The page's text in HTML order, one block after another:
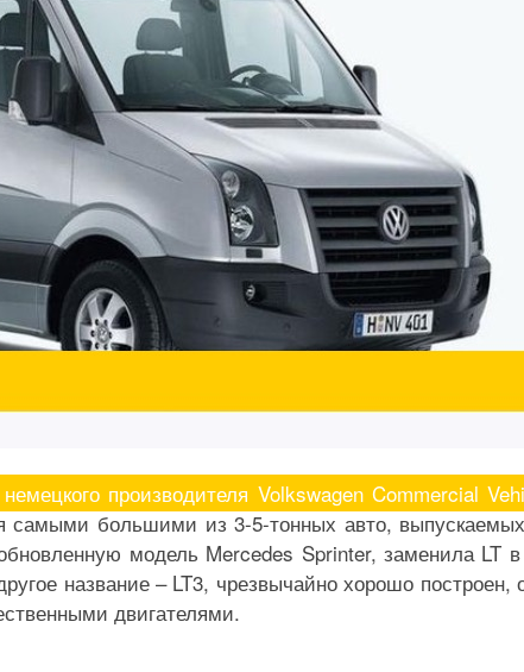
производителя Volkswagen Commercial
самыми большими из 3-5-тонных авто,
модель Mercedes Sprinter, заменила LT
название – LT3, чрезвычайно хорошо построен,
двигателями.